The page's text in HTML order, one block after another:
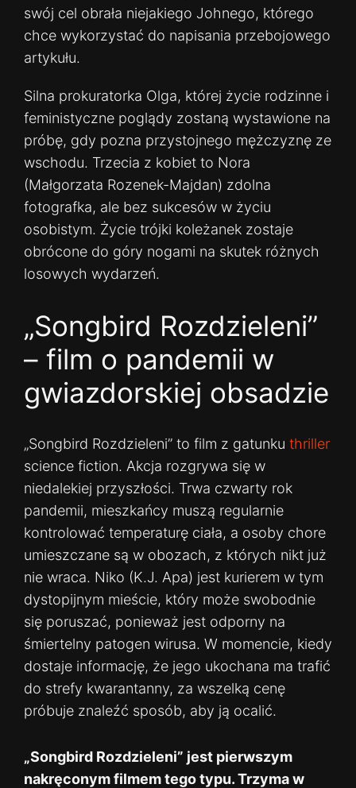
swój cel obrała niejakiego Johnego, którego
chce wykorzystać do napisania przebojowego
artykułu.
Silna prokuratorka Olga, której życie rodzinne i
feministyczne poglądy zostaną wystawione na
próbę, gdy pozna przystojnego mężczyznę ze
wschodu. Trzecia z kobiet to Nora
(Małgorzata Rozenek-Majdan) zdolna
fotografka, ale bez sukcesów w życiu
osobistym. Życie trójki koleżanek zostaje
obrócone do góry nogami na skutek różnych
losowych wydarzeń.
„Songbird Rozdzieleni”
– film o pandemii w
gwiazdorskiej obsadzie
„Songbird Rozdzieleni” to film z gatunku thriller
science fiction. Akcja rozgrywa się w
niedalekiej przyszłości. Trwa czwarty rok
pandemii, mieszkańcy muszą regularnie
kontrolować temperaturę ciała, a osoby chore
umieszczane są w obozach, z których nikt już
nie wraca. Niko (K.J. Apa) jest kurierem w tym
dystopijnym mieście, który może swobodnie
się poruszać, ponieważ jest odporny na
śmiertelny patogen wirusa. W momencie, kiedy
dostaje informację, że jego ukochana ma trafić
do strefy kwarantanny, za wszelką cenę
próbuje znaleźć sposób, aby ją ocalić.
„Songbird Rozdzieleni” jest pierwszym
nakręconym filmem tego typu. Trzyma w